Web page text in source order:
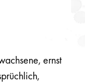
ernst